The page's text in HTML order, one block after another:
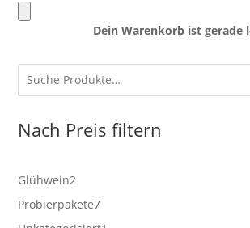
Dein Warenkorb ist gerade
Nach Preis filtern
Glühwein2
Produkte
Probierpakete77
Produkte